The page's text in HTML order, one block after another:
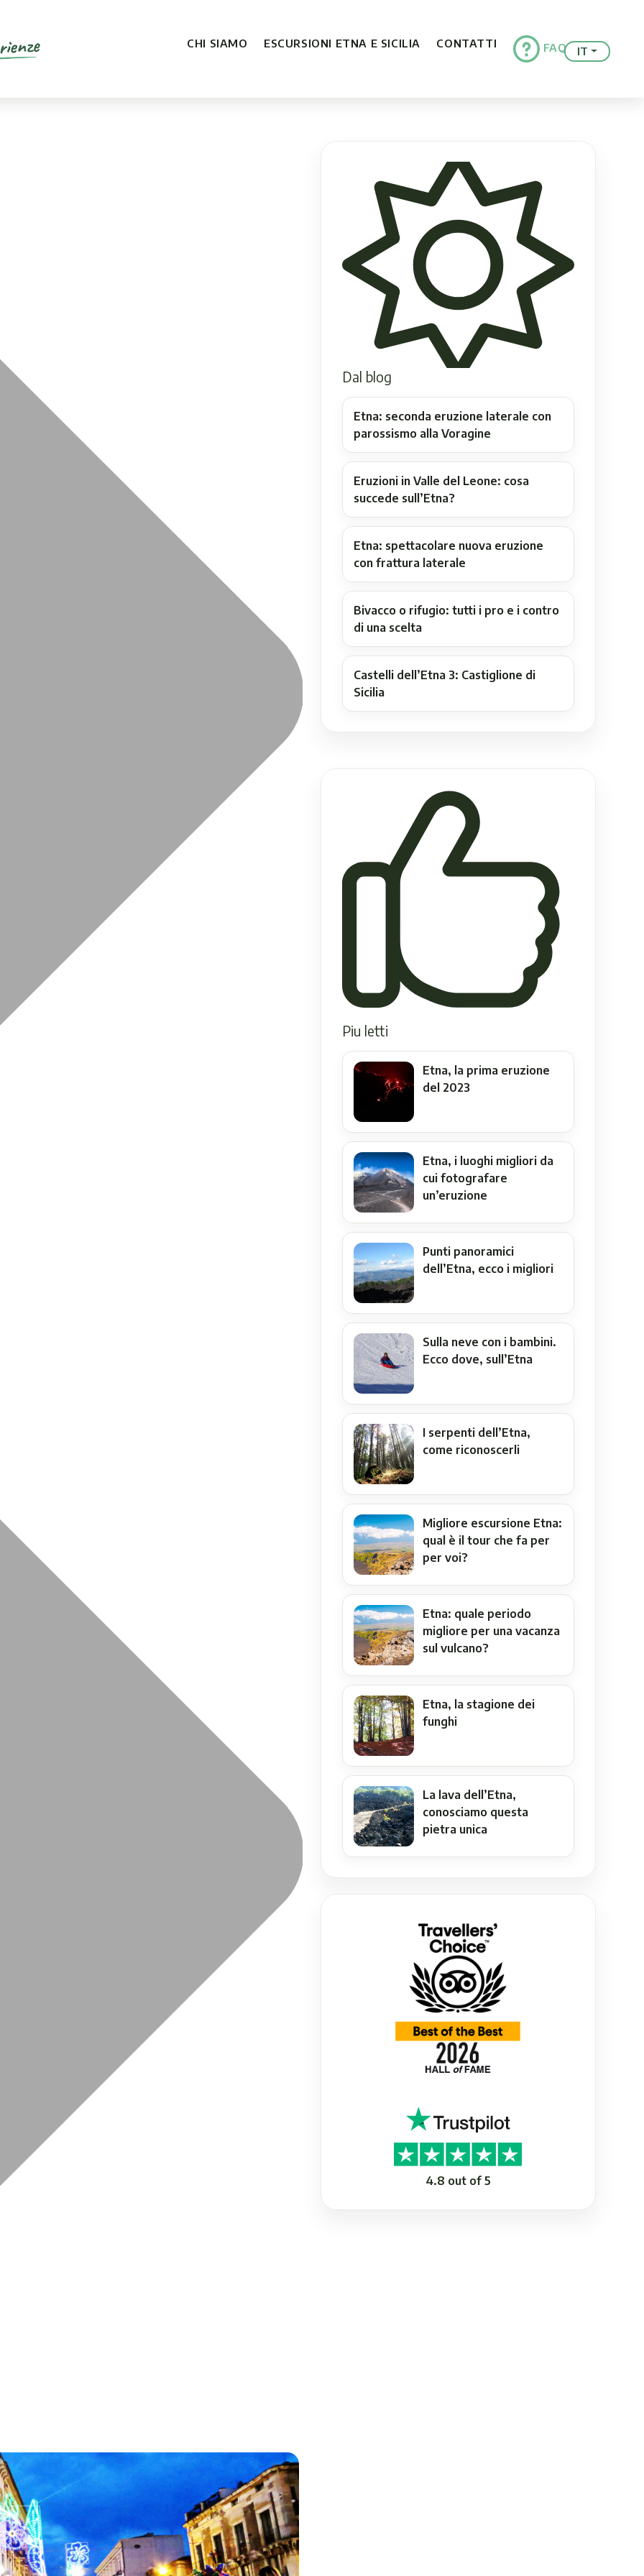
CHI SIAMO ESCURSIONI ETNA E SICILIA CONTATTI FAQ IT
Dal blog
Etna: seconda eruzione laterale con
parossismo alla Voragine
Eruzioni in Valle del Leone: cosa
succede sull’Etna?
Etna: spettacolare nuova eruzione
con frattura laterale
Bivacco o rifugio: tutti i pro e i contro
di una scelta
Castelli dell’Etna 3: Castiglione di
Sicilia
Piu letti
Etna, la prima eruzione
del 2023
Etna, i luoghi migliori da
cui fotografare
un’eruzione
Punti panoramici
dell’Etna, ecco i migliori
Sulla neve con i bambini.
Ecco dove, sull’Etna
I serpenti dell’Etna,
come riconoscerli
Migliore escursione Etna:
qual è il tour che fa per
per voi?
Etna: quale periodo
migliore per una vacanza
sul vulcano?
Etna, la stagione dei
funghi
La lava dell’Etna,
conosciamo questa
pietra unica
4.8 out of 5